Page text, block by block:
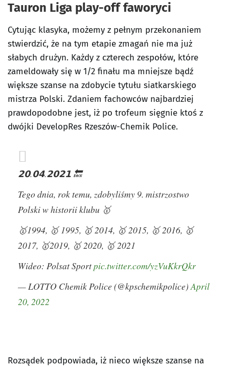
Tauron Liga play-off faworyci
Cytując klasyka, możemy z pełnym przekonaniem
stwierdzić, że na tym etapie zmagań nie ma już
słabych drużyn. Każdy z czterech zespołów, które
zameldowały się w 1/2 finału ma mniejsze bądź
większe szanse na zdobycie tytułu siatkarskiego
mistrza Polski. Zdaniem fachowców najbardziej
prawdopodobne jest, iż po trofeum sięgnie ktoś z
dwójki DevelopRes Rzeszów-Chemik Police.
𝟮𝟬.𝟬𝟰.𝟮𝟬𝟮𝟭 🔙
Tego dnia, rok temu, zdobyliśmy 9. mistrzostwo
Polski w historii klubu 🥇
🥇1994, 🥇 1995, 🥇 2014, 🥇 2015, 🥇 2016, 🥇
2017, 🥇2019, 🥇 2020, 🥇 2021
Wideo: Polsat Sportpic.twitter.com/yzVuKkrQkr
— LOTTO Chemik Police (@kpschemikpolice)April
20, 2022
Rozsądek podpowiada, iż nieco większe szanse na